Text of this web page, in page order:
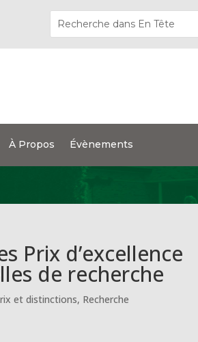
À Propos Évènements
Prix d’excellence
de recherche
et distinctions, Recherche